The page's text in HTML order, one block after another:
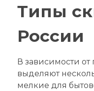
Типы
России
В зависимости
выделяют
мелкие для